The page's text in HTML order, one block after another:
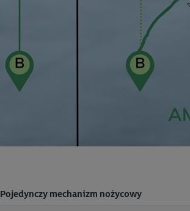
Pojedynczy mechanizm nożycowy